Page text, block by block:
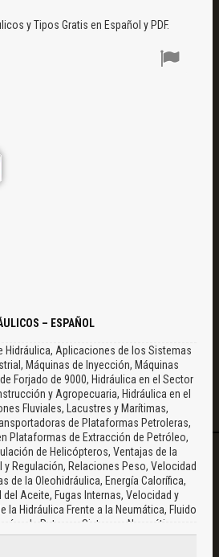
y Tipos Gratis en Español y PDF.
– ESPAÑOL
Hidráulica, Aplicaciones de los Sistemas
Máquinas de Inyección, Máquinas
Forjado de 9000, Hidráulica en el Sector
y Agropecuaria, Hidráulica en el
Fluviales, Lacustres y Marítimas,
de Plataformas Petroleras,
Plataformas de Extracción de Petróleo,
de Helicópteros, Ventajas de la
Regulación, Relaciones Peso, Velocidad
de la Oleohidráulica, Energía Calorífica,
Aceite, Fugas Internas, Velocidad y
Hidráulica Frente a la Neumática, Fluido
de Retorno, Sistemas Neumáticos…